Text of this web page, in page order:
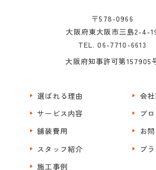
〒578-0966
大阪府東大阪市三島2-4-
TEL. 06-7710-6613
大阪府知事許可第157905
選ばれる理由
サービス内容
舗装費用
スタッフ紹介
施工事例
会
ブ
お
プ